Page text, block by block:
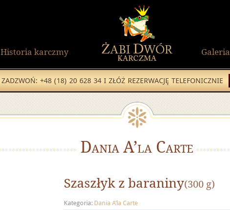
Historia karczmy Galeria
ZADZWOŃ: +48 (18) 20 628 34 I ZŁÓŻ REZERWACJĘ TELEFONICZNIE
Dania A’la Carte
Szaszłyk z baraniny(300 g)
Kategoria: Dania A’la Carte